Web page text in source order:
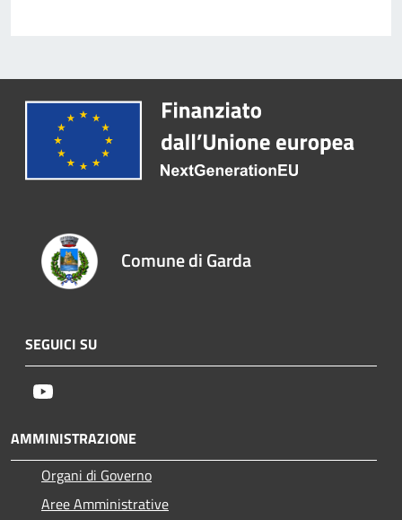
Comune di Garda
SEGUICI SU
AMMINISTRAZIONE
Organi di Governo
Aree Amministrative